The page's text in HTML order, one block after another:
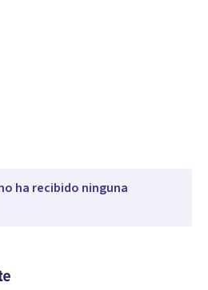
ha recibido ninguna